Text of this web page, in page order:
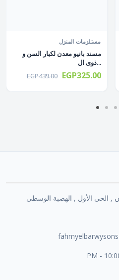
مستلزمات المنزل
مسند بانيو معدن لكبار السن و
ذوى ال...
EGP439.00 EGP325.00
, الحى الأول , الهضبة الوسطى